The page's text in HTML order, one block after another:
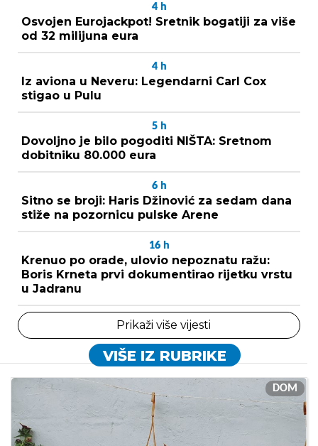
4 h
Osvojen Eurojackpot! Sretnik bogatiji za više
od 32 milijuna eura
4 h
Iz aviona u Neveru: Legendarni Carl Cox
stigao u Pulu
5 h
Dovoljno je bilo pogoditi NIŠTA: Sretnom
dobitniku 80.000 eura
6 h
Sitno se broji: Haris Džinović za sedam dana
stiže na pozornicu pulske Arene
16 h
Krenuo po orade, ulovio nepoznatu ražu:
Boris Krneta prvi dokumentirao rijetku vrstu
u Jadranu
Prikaži više vijesti
VIŠE IZ RUBRIKE
DOM